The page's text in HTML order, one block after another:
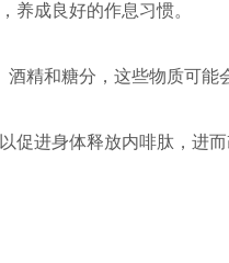
养成良好的作息习惯。
精和糖分，这些物质可能
促进身体释放内啡肽，进